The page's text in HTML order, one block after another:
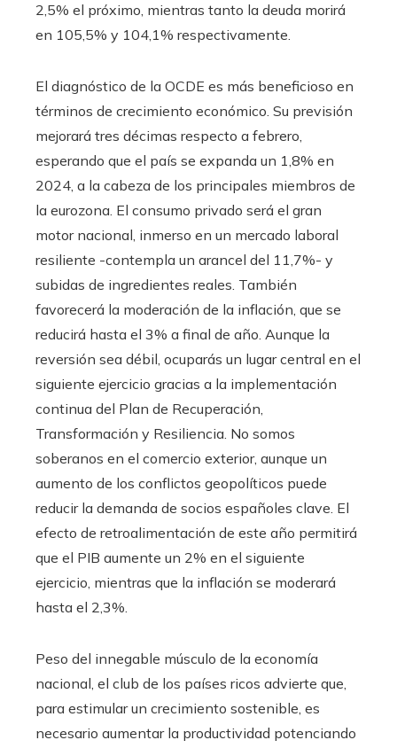
2,5% el próximo, mientras tanto la deuda morirá
en 105,5% y 104,1% respectivamente.
El diagnóstico de la OCDE es más beneficioso en
términos de crecimiento económico. Su previsión
mejorará tres décimas respecto a febrero,
esperando que el país se expanda un 1,8% en
2024, a la cabeza de los principales miembros de
la eurozona. El consumo privado será el gran
motor nacional, inmerso en un mercado laboral
resiliente -contempla un arancel del 11,7%- y
subidas de ingredientes reales. También
favorecerá la moderación de la inflación, que se
reducirá hasta el 3% a final de año. Aunque la
reversión sea débil, ocuparás un lugar central en el
siguiente ejercicio gracias a la implementación
continua del Plan de Recuperación,
Transformación y Resiliencia. No somos
soberanos en el comercio exterior, aunque un
aumento de los conflictos geopolíticos puede
reducir la demanda de socios españoles clave. El
efecto de retroalimentación de este año permitirá
que el PIB aumente un 2% en el siguiente
ejercicio, mientras que la inflación se moderará
hasta el 2,3%.
Peso del innegable músculo de la economía
nacional, el club de los países ricos advierte que,
para estimular un crecimiento sostenible, es
necesario aumentar la productividad potenciando